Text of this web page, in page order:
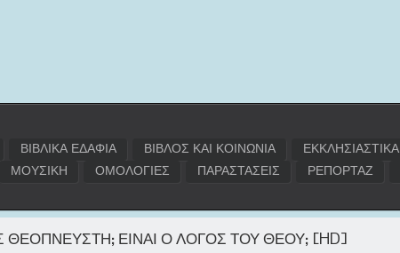
ΒΙΒΛΙΚΑ ΕΔΑΦΙΑ ΒΙΒΛΟΣ ΚΑΙ ΚΟΙΝΩΝΙΑ ΕΚΚΛΗΣΙΑΣΤΙΚΑ
ΜΟΥΣΙΚΗ ΟΜΟΛΟΓΙΕΣ ΠΑΡΑΣΤΑΣΕΙΣ ΡΕΠΟΡΤΑΖ
ΘΕΟΠΝΕΥΣΤΗ; ΕΙΝΑΙ Ο ΛΟΓΟΣ ΤΟΥ ΘΕΟΥ; [HD]